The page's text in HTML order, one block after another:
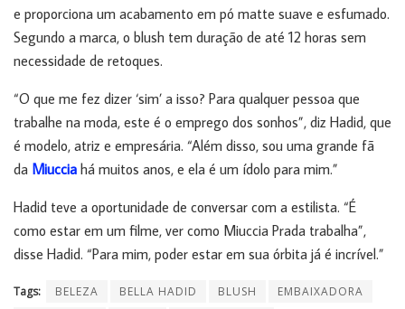
e proporciona um acabamento em pó matte suave e esfumado.
Segundo a marca, o blush tem duração de até 12 horas sem
necessidade de retoques.
“O que me fez dizer ‘sim’ a isso? Para qualquer pessoa que
trabalhe na moda, este é o emprego dos sonhos”, diz Hadid, que
é modelo, atriz e empresária. “Além disso, sou uma grande fã
da Miuccia há muitos anos, e ela é um ídolo para mim.”
Hadid teve a oportunidade de conversar com a estilista. “É
como estar em um filme, ver como Miuccia Prada trabalha”,
disse Hadid. “Para mim, poder estar em sua órbita já é incrível.”
Tags: BELEZA BELLA HADID BLUSH
EMBAIXADORA